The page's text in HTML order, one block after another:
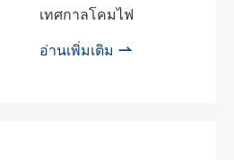
เทศกาลโคมไฟ
อ่านเพิ่มเติม 